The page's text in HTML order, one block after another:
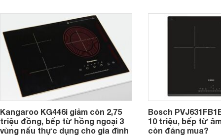
đơn vị phân phối với mức giá khá dễ
tiếp cận, thu hút sự quan tâm của
nhiều người tiêu dùng.
gia đình.
Kangaroo KG446i giảm còn 2,75
triệu đồng, bếp từ hồng ngoại 3
vùng nấu thực dụng cho gia đình
Bosch
10 triệu, bếp từ
còn đáng mua?